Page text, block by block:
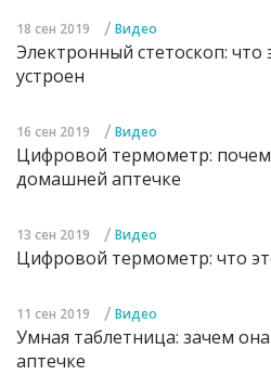
18 сен 2019 / Видео
Электронный стетоскоп: что
устроен
16 сен 2019 / Видео
Цифровой термометр:
домашней аптечке
13 сен 2019 / Видео
Цифровой термометр: что
11 сен 2019 / Видео
Умная таблетница: зачем
аптечке